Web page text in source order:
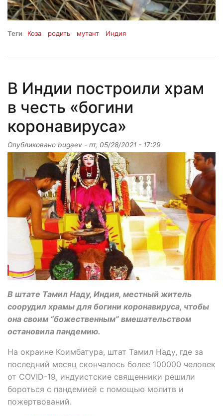
Теги Коза родить мутант Индия
В Индии построили храм
в честь «богини
коронавируса»
Опубликовано bugaev - пт, 05/28/2021 - 17:29
В штате Тамил Наду, Индия, местный житель
соорудил храмы для богини коронавируса, чтобы
она своим “божественным” вмешательством
остановила пандемию.
На окраине Коимбатура, штат Тамил Наду, где за
последний месяц скончалось более 100000 человек
от COVID-19, индуистские священники решили
бороться с пандемией с помощью молитв и
пожертвований.